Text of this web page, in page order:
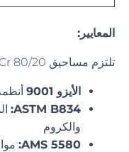
المعايير:
تلتزم مساحيق NiCr 80/20 عمومًا بمعايير الصناعة مثل:
الأيزو 9001
ASTM B834:
والكروم
AMS 5580: